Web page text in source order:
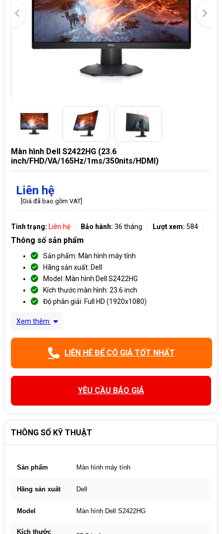
Màn hình Dell S2422HG (23.6
inch/FHD/VA/165Hz/1ms/350nits/HDMI)
Liên hệ
[Giá đã bao gồm VAT]
Tình trạng: Liên hệ Bảo hành: 36 tháng Lượt xem: 584
Thông số sản phẩm
Sản phẩm: Màn hình máy tính
Hãng sản xuất: Dell
Model: Màn hình Dell S2422HG
Kích thước màn hình: 23.6 inch
Độ phân giải: Full HD (1920x1080)
Xem thêm
LIÊN HỆ ĐỂ CÓ GIÁ TỐT NHẤT
YÊU CẦU BÁO GIÁ
THÔNG SỐ KỸ THUẬT
Sản phẩm Màn hình máy tính
Hãng sản xuất Dell
Model Màn hình Dell S2422HG
Kích thước